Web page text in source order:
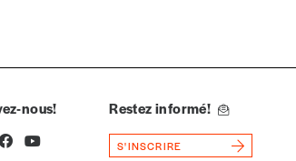
moyens et vos motivations.
nous! Restez informé!
S'INSCRIRE